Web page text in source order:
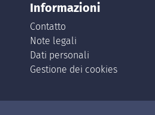
Informazioni
Contatto
Note legali
Dati personali
Gestione dei cookies